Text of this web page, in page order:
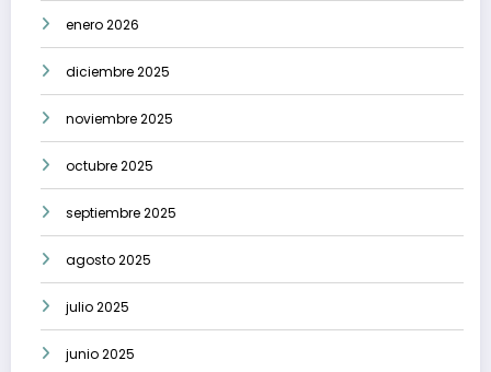
enero 2026
diciembre 2025
noviembre 2025
octubre 2025
septiembre 2025
agosto 2025
julio 2025
junio 2025